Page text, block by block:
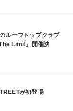
ルーフトップクラブ
Limit」開催決
を代表するDJ・クリ
が初登場